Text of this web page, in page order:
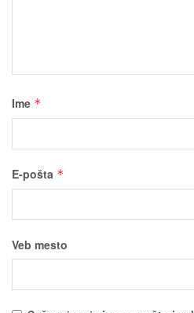
Ime *
E-pošta *
Veb mesto